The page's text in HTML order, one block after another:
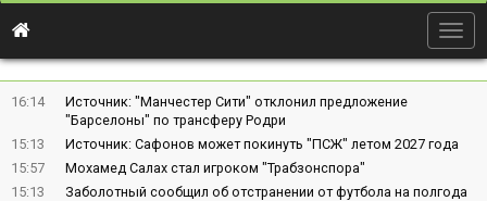
16:14
Источник: "Манчестер Сити" отклонил предложение
"Барселоны" по трансферу Родри
15:13
Источник: Сафонов может покинуть "ПСЖ" летом 2027 года
15:57
Мохамед Салах стал игроком "Трабзонспора"
15:13
Заболотный сообщил об отстранении от футбола на полгода